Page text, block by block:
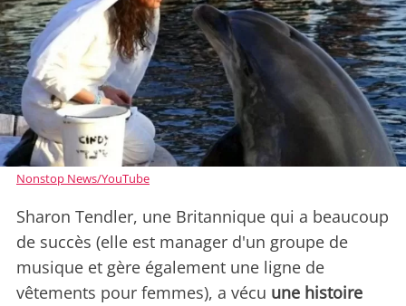
Nonstop News/YouTube
Sharon Tendler, une Britannique qui a beaucoup
de succès (elle est manager d'un groupe de
musique et gère également une ligne de
vêtements pour femmes), a vécu une histoire